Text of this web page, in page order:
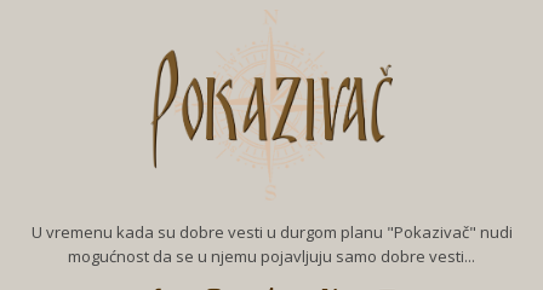
U vremenu kada su dobre vesti u durgom planu "Pokazivač" nudi
mogućnost da se u njemu pojavljuju samo dobre vesti...